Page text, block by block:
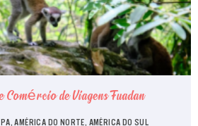
Comércio de Viagens Fuadan
AMÉRICA DO NORTE, AMÉRICA DO SUL